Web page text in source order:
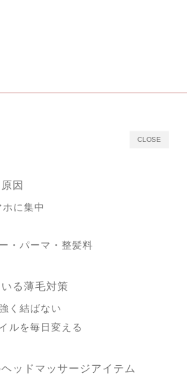
CLOSE
因
に集中
・パーマ・整髪料
る薄毛対策
く結ばない
ルを毎日変える
ッドマッサージアイテム